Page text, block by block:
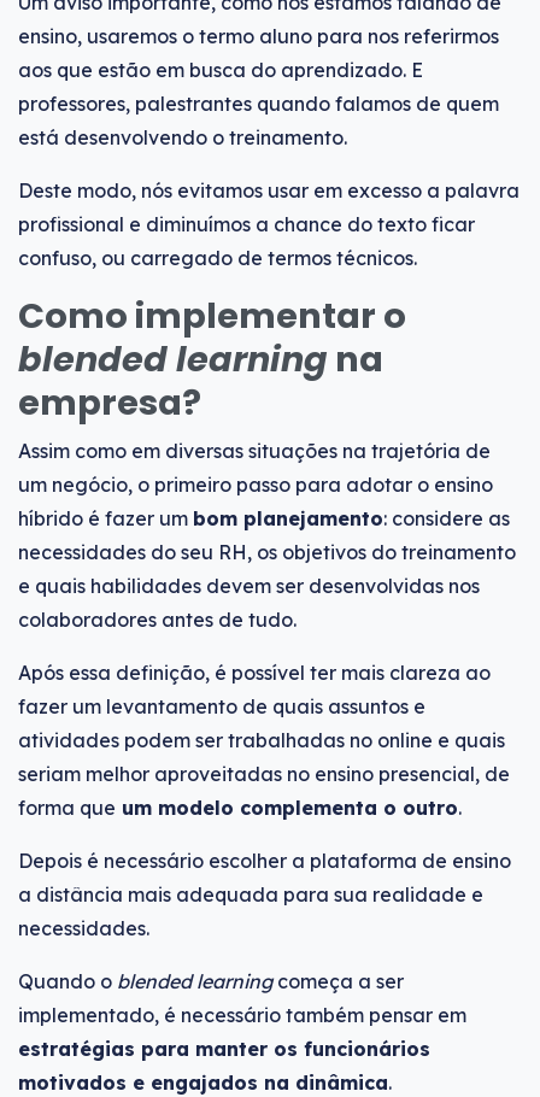
ensino, usaremos o termo aluno para nos referirmos
aos que estão em busca do aprendizado. E
professores, palestrantes quando falamos de quem
está desenvolvendo o treinamento.
Deste modo, nós evitamos usar em excesso a palavra
profissional e diminuímos a chance do texto ficar
confuso, ou carregado de termos técnicos.
Como implementar o
blended learning na
empresa?
Assim como em diversas situações na trajetória de
um negócio, o primeiro passo para adotar o ensino
híbrido é fazer um bom planejamento: considere as
necessidades do seu RH, os objetivos do treinamento
e quais habilidades devem ser desenvolvidas nos
colaboradores antes de tudo.
Após essa definição, é possível ter mais clareza ao
fazer um levantamento de quais assuntos e
atividades podem ser trabalhadas no online e quais
seriam melhor aproveitadas no ensino presencial, de
forma que um modelo complementa o outro.
Depois é necessário escolher a plataforma de ensino
a distância mais adequada para sua realidade e
necessidades.
Quando o blended learningcomeça a ser
implementado, é necessário também pensar em
estratégias para manter os funcionários
motivados e engajados na dinâmica.